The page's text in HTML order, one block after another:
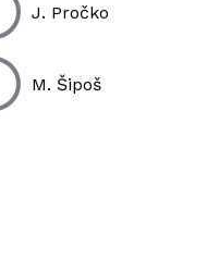
J. Pročko
M. Šipoš